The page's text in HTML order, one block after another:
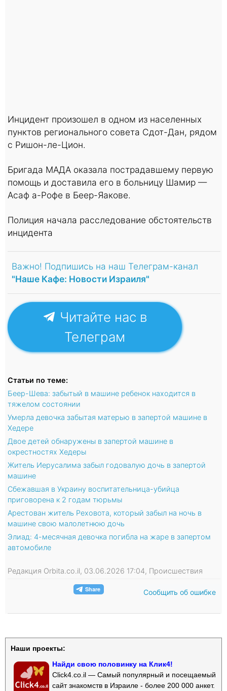
Инцидент произошел в одном из населенных
пунктов регионального совета Сдот-Дан, рядом
с Ришон-ле-Цион.
Бригада МАДА оказала пострадавшему первую
помощь и доставила его в больницу Шамир —
Асаф а-Рофе в Беер-Яакове.
Полиция начала расследование обстоятельств
инцидента
Важно! Подпишись на наш Телеграм-канал
"Наше Кафе: Новости Израиля"
Читайте нас в
Телеграм
Статьи по теме:
Беер-Шева: забытый в машине ребенок находится в
тяжелом состоянии
Умерла девочка забытая матерью в запертой машине в
Хедере
Двое детей обнаружены в запертой машине в
окрестностях Хедеры
Житель Иерусалима забыл годовалую дочь в запертой
машине
Сбежавшая в Украину воспитательница-убийца
приговорена к 2 годам тюрьмы
Арестован житель Реховота, который забыл на ночь в
машине свою малолетнюю дочь
Элиад: 4-месячная девочка погибла на жаре в запертом
автомобиле
Редакция Orbita.co.il, 03.06.2026 17:04, Происшествия
Сообщить об ошибке
Наши проекты:
Найди свою половинку на Клик4!
Click4.co.il — Самый популярный и посещаемый
сайт знакомств в Израиле - более 200 000 анкет.